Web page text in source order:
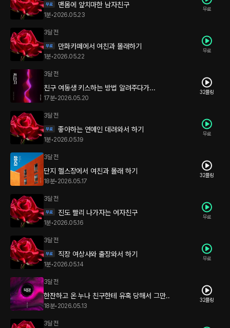
맨몸에 앞치마한 남자친구
1분•2026.05.23
무료
3달 전
만화카페에서 여친과 몰래하기
1분•2026.05.22
무료
3달 전
친구 여동생 키스하는 방법 알려주다가...
17분• 2026.05.20
32플링
3달 전
좋아하는 연예인 데려와서 하기
1분•2026.05.19
무료
3달 전
단지 헬스장에서 여친과 몰래 하기
18분• 2026.05.17
32플링
3달 전
진도 빨리 나가자는 여자친구
1분•2026.05.16
무료
3달 전
직장 여상사와 출장와서 하기
1분•2026.05.14
무료
3달 전
한잔하고 온 누나 친구한테 유혹 당해서 그만..
18분• 2026.05.13
32플링
3달 전